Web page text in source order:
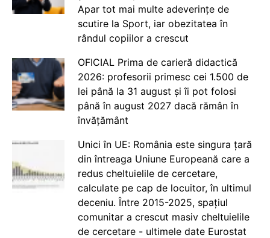
Apar tot mai multe adeverințe de
scutire la Sport, iar obezitatea în
rândul copiilor a crescut
OFICIAL Prima de carieră didactică
2026: profesorii primesc cei 1.500 de
lei până la 31 august și îi pot folosi
până în august 2027 dacă rămân în
învățământ
Unici în UE: România este singura țară
din întreaga Uniune Europeană care a
redus cheltuielile de cercetare,
calculate pe cap de locuitor, în ultimul
deceniu. Între 2015-2025, spațiul
comunitar a crescut masiv cheltuielile
de cercetare - ultimele date Eurostat